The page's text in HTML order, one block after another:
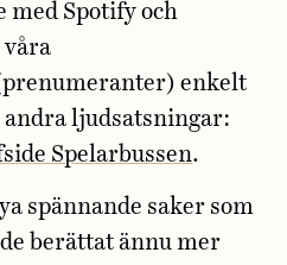
med Spotify och
våra
enkelt
andra ljudsatsningar:
Spelarbussen.
spännande saker som
berättat ännu mer